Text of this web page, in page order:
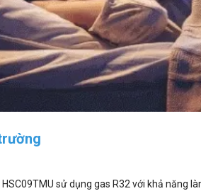
sử dụng gas R32 với khả năng